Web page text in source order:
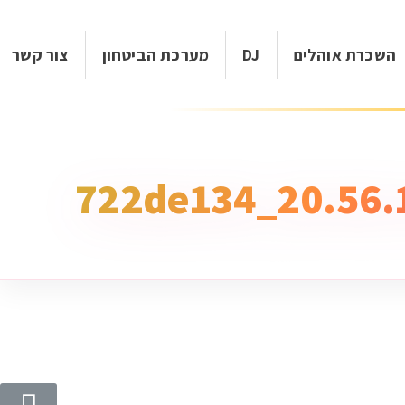
השכרת אוהלים DJ מערכת הביטחון צור קשר